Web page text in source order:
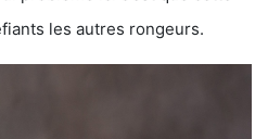
les autres rongeurs.